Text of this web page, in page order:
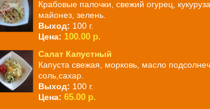
Крабовые палочки, свежий огурец,
майонез, зелень.
Выход: 100 г.
Цена: 100.00 р.
Салат Капустный
Капуста свежая, морковь, масло
соль,сахар.
Выход: 100 г.
Цена: 65.00 р.